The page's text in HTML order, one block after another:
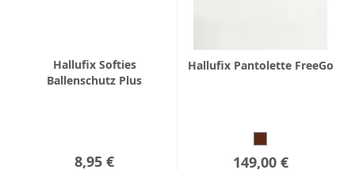
Hallufix Softies
Ballenschutz Plus
8,95 €
Hallufix Pantolette FreeGo
149,00 €